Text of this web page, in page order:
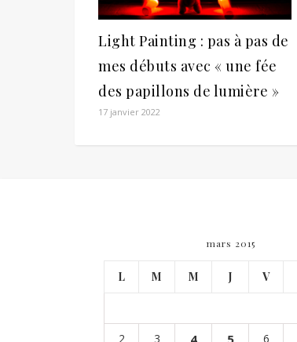
Light Painting : pas à pas de
mes débuts avec « une fée
des papillons de lumière »
17 janvier 2022
mars 2015
L M M J V
2 3 4 5 6